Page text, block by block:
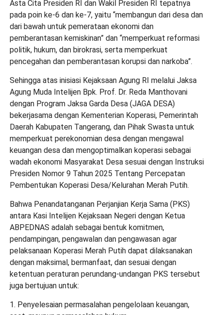
Asta Cita Presiden RI dan Wakil Presiden RI tepatnya
pada poin ke-6 dan ke-7, yaitu “membangun dari desa dan
dari bawah untuk pemerataan ekonomi dan
pemberantasan kemiskinan” dan “memperkuat reformasi
politik, hukum, dan birokrasi, serta memperkuat
pencegahan dan pemberantasan korupsi dan narkoba”.
Sehingga atas inisiasi Kejaksaan Agung RI melalui Jaksa
Agung Muda Intelijen Bpk. Prof. Dr. Reda Manthovani
dengan Program Jaksa Garda Desa (JAGA DESA)
bekerjasama dengan Kementerian Koperasi, Pemerintah
Daerah Kabupaten Tangerang, dan Pihak Swasta untuk
memperkuat perekonomian desa dengan mengawal
keuangan desa dan mengoptimalkan koperasi sebagai
wadah ekonomi Masyarakat Desa sesuai dengan Instruksi
Presiden Nomor 9 Tahun 2025 Tentang Percepatan
Pembentukan Koperasi Desa/Kelurahan Merah Putih.
Bahwa Penandatanganan Perjanjian Kerja Sama (PKS)
antara Kasi Intelijen Kejaksaan Negeri dengan Ketua
ABPEDNAS adalah sebagai bentuk komitmen,
pendampingan, pengawalan dan pengawasan agar
pelaksanaan Koperasi Merah Putih dapat dilaksanakan
dengan maksimal, bermanfaat, dan sesuai dengan
ketentuan peraturan perundang-undangan PKS tersebut
juga bertujuan untuk:
1. Penyelesaian permasalahan pengelolaan keuangan,